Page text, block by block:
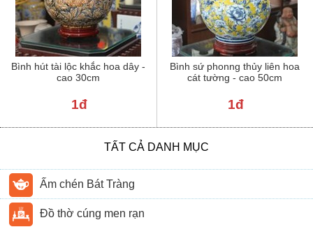
Bình hút tài lộc khắc hoa dây -
cao 30cm
1đ
Bình sứ phonng thủy liên hoa
cát tường - cao 50cm
1đ
TẤT CẢ DANH MỤC
Ấm chén Bát Tràng
Đồ thờ cúng men rạn